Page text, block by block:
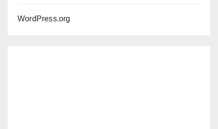
WordPress.org